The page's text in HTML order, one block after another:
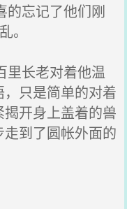
忘记了他们刚
。
长老对着他温
只是简单的对着
开身上盖着的兽
到了圆帐外面的